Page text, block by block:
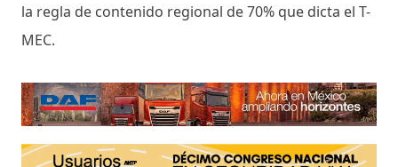
la regla de contenido regional de 70% que dicta el T-
MEC.